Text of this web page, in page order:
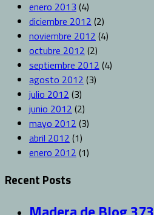
enero 2013 (4)
diciembre 2012 (2)
noviembre 2012 (4)
octubre 2012 (2)
septiembre 2012 (4)
agosto 2012 (3)
julio 2012 (3)
junio 2012 (2)
mayo 2012 (3)
abril 2012 (1)
enero 2012 (1)
Recent Posts